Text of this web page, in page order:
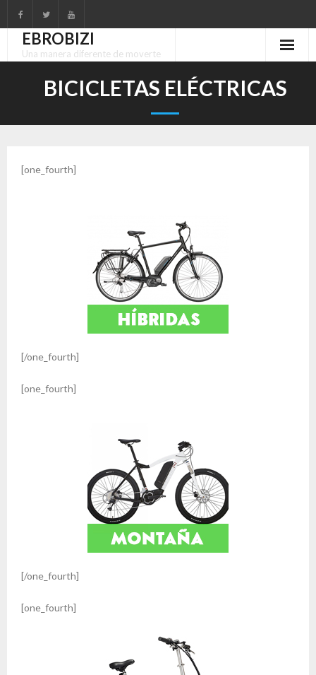
to
contentEBROBIZI
Una manera diferente de moverte
BICICLETAS ELÉCTRICAS
[one_fourth]
[/one_fourth]
[one_fourth]
[/one_fourth]
[one_fourth]